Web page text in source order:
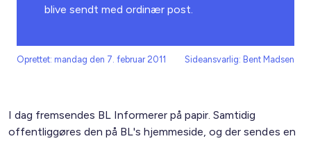
blive sendt med ordinær post.
Oprettet: mandag den 7. februar 2011 Sideansvarlig: Bent Madsen
I dag fremsendes BL Informerer på papir. Samtidig
offentliggøres den på BL's hjemmeside, og der sendes en